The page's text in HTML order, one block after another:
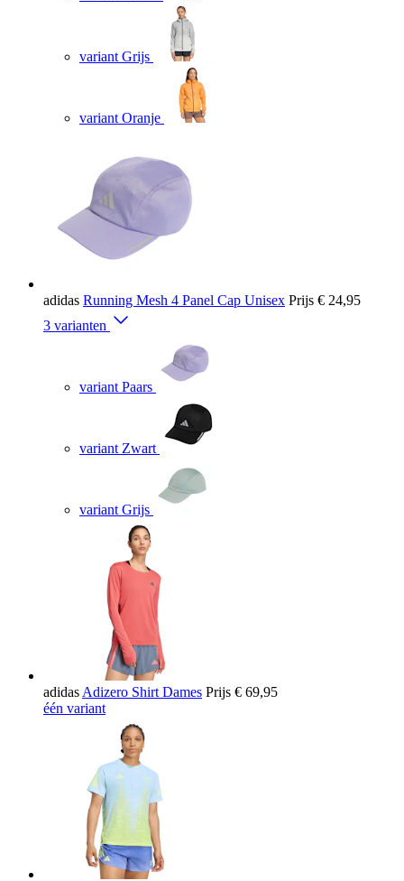
variant Grijs
variant Oranje
adidas Running Mesh 4 Panel Cap Unisex Prijs € 24,95
3 varianten
variant Paars
variant Zwart
variant Grijs
adidas Adizero Shirt Dames Prijs € 69,95
één variant